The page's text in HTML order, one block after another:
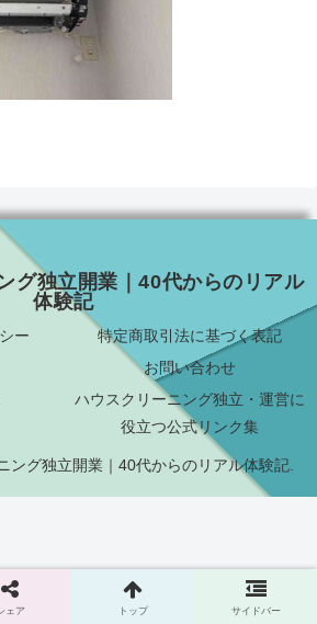
グ独立開業｜40代からのリアル
体験記
ー
特定商取引法に基づく表記
お問い合わせ
ハウスクリーニング独立・運営に
役立つ公式リンク集
ング独立開業｜40代からのリアル体験記.
ェア トップ サイドバー